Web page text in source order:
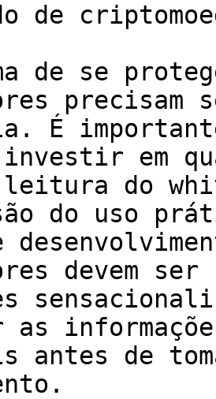
de
de se
precisam
É
em
do
do uso
devem
antes de